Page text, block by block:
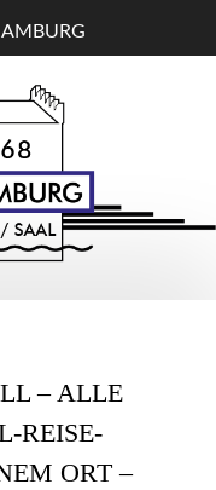
im Taubertal
– ALLE
REISE-
ORT –